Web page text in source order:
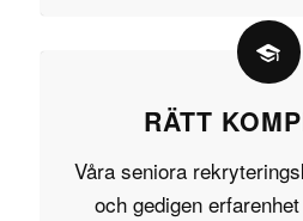
RÄTT
Våra seniora
och gedigen